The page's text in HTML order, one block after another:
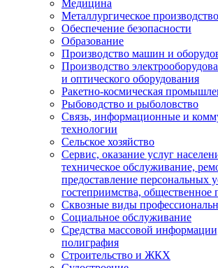
Медицина
Металлургическое производство
Обеспечение безопасности
Образование
Производство машин и
Производство
и оптического оборудования
Ракетно-космическая
Рыбоводство и рыболовство
Связь, информационные и
технологии
Сельское хозяйство
Сервис, оказание услуг
техническое обслуживание,
предоставление персональных
гостеприимства, общественное
Сквозные виды
Социальное обслуживание
Средства массовой
полиграфия
Строительство и ЖКХ